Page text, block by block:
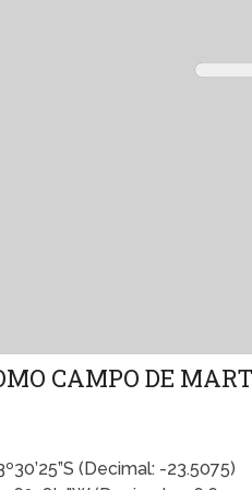
CAMPO DE
(Decimal: -23.5075)